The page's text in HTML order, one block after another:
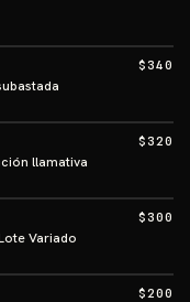
$340
$320
llamativa
$300
Variado
$200